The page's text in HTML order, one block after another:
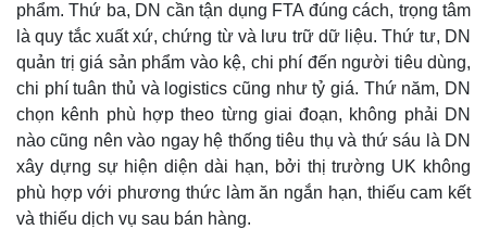
phẩm. Thứ ba, DN cần tận dụng FTA đúng cách, trọng tâm
là quy tắc xuất xứ, chứng từ và lưu trữ dữ liệu. Thứ tư, DN
quản trị giá sản phẩm vào kệ, chi phí đến người tiêu dùng,
chi phí tuân thủ và logistics cũng như tỷ giá. Thứ năm, DN
chọn kênh phù hợp theo từng giai đoạn, không phải DN
nào cũng nên vào ngay hệ thống tiêu thụ và thứ sáu là DN
xây dựng sự hiện diện dài hạn, bởi thị trường UK không
phù hợp với phương thức làm ăn ngắn hạn, thiếu cam kết
và thiếu dịch vụ sau bán hàng.